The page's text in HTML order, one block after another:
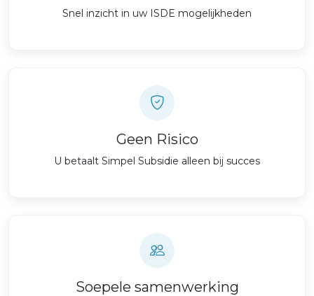
Snel inzicht in uw ISDE mogelijkheden
Geen Risico
U betaalt Simpel Subsidie alleen bij succes
Soepele samenwerking